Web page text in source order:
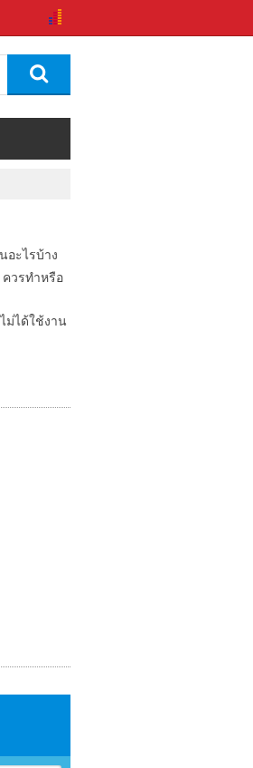
อะไรบ้าง
วรทำหรือ
ม่ได้ใช้งาน